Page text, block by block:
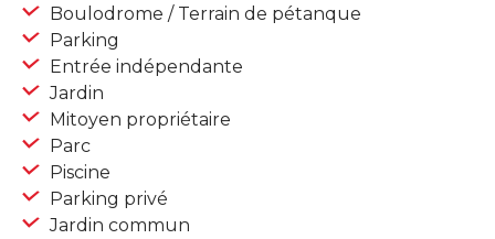
Boulodrome / Terrain de pétanque
Parking
Entrée indépendante
Jardin
Mitoyen propriétaire
Parc
Piscine
Parking privé
Jardin commun